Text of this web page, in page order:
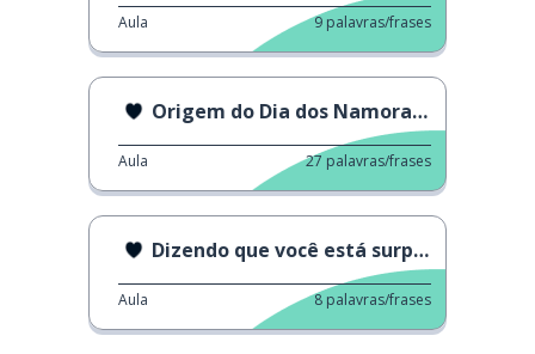
Aula 9 palavras/frases
Origem do Dia dos Namorados
Aula 27 palavras/frases
Dizendo que você está surpreso
Aula 8 palavras/frases